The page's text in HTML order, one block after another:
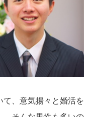
、意気揚々と婚活を